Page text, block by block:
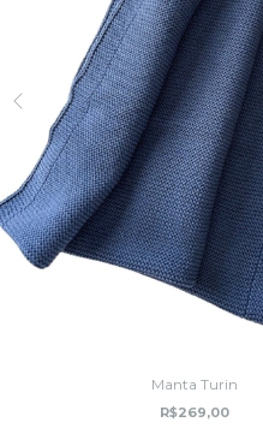
Manta Turin
R$269,00